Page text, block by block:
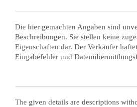
Die hier gemachten Angaben sind
Beschreibungen. Sie stellen keine
Eigenschaften dar. Der Verkäufer
Eingabefehler und
The given details are descriptions